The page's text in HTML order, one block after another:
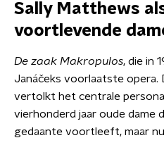
Sally Matthews
voortlevende
De zaak Makropulos, die in
Janáčeks voorlaatste opera.
vertolkt het centrale
vierhonderd jaar oude dame
gedaante voortleeft, maar